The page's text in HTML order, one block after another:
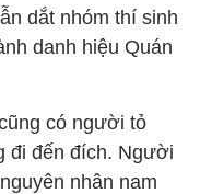
dắt nhóm thí sinh
danh hiệu Quán
có người tỏ
đi đến đích. Người
nhân nam